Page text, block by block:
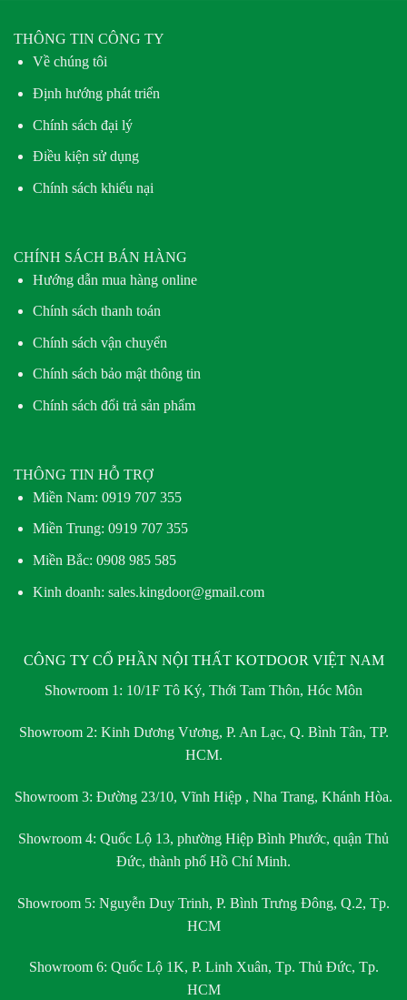
THÔNG TIN CÔNG TY
Về chúng tôi
Định hướng phát triển
Chính sách đại lý
Điều kiện sử dụng
Chính sách khiếu nại
CHÍNH SÁCH BÁN HÀNG
Hướng dẫn mua hàng online
Chính sách thanh toán
Chính sách vận chuyển
Chính sách bảo mật thông tin
Chính sách đổi trả sản phẩm
THÔNG TIN HỖ TRỢ
Miền Nam: 0919 707 355
Miền Trung: 0919 707 355
Miền Bắc: 0908 985 585
Kinh doanh: sales.kingdoor@gmail.com
CÔNG TY CỔ PHẦN NỘI THẤT KOTDOOR VIỆT NAM
Showroom 1: 10/1F Tô Ký, Thới Tam Thôn, Hóc Môn
Showroom 2: Kinh Dương Vương, P. An Lạc, Q. Bình Tân, TP.
HCM.
Showroom 3: Đường 23/10, Vĩnh Hiệp , Nha Trang, Khánh Hòa.
Showroom 4: Quốc Lộ 13, phường Hiệp Bình Phước, quận Thủ
Đức, thành phố Hồ Chí Minh.
Showroom 5: Nguyễn Duy Trinh, P. Bình Trưng Đông, Q.2, Tp.
HCM
Showroom 6: Quốc Lộ 1K, P. Linh Xuân, Tp. Thủ Đức, Tp.
HCM